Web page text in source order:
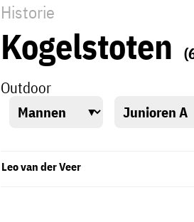
Historie
Kogelstoten
Outdoor
Leo van der Veer